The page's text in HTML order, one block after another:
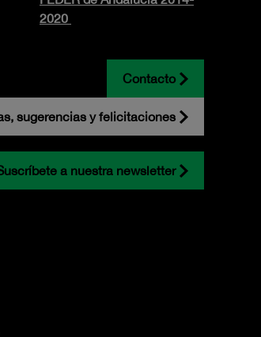
2020
Contacto
sugerencias y felicitaciones
a nuestra newsletter